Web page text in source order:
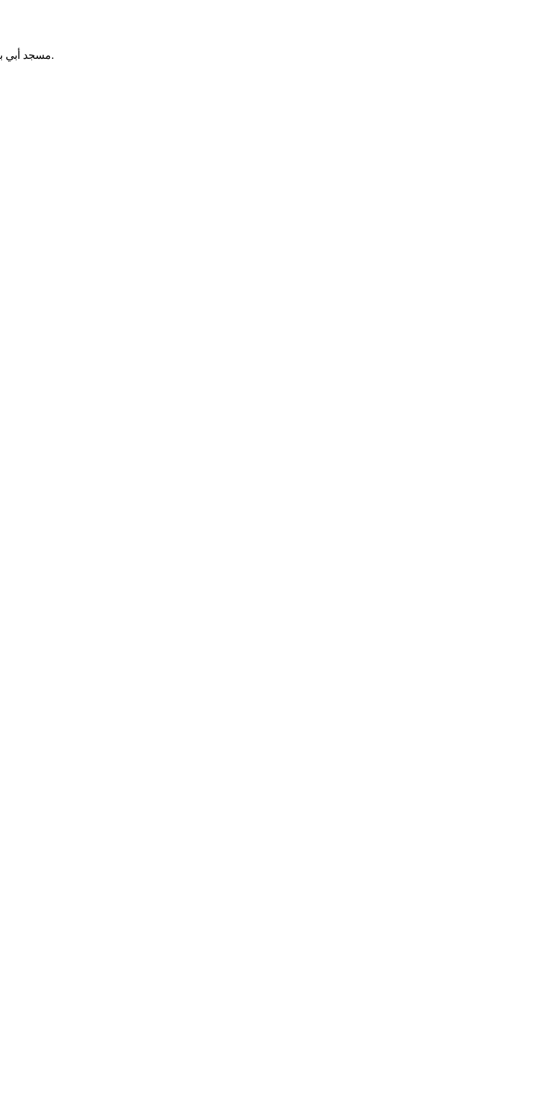
مسجد أبي بن كعب يقع بحي 405 سكن بتيارت، الجزائر. يُقام فيه الصلوات الخمس ويخدم سكان الحي.